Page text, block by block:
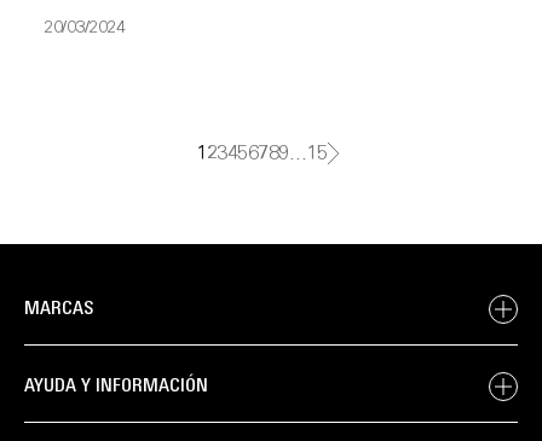
20/03/2024
1 23456789…15
MARCAS
AYUDA Y INFORMACIÓN